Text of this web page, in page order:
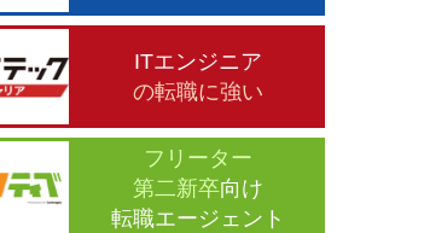
ITエンジニア
の転職に強い
フリーター
第二新卒向け
転職エージェント